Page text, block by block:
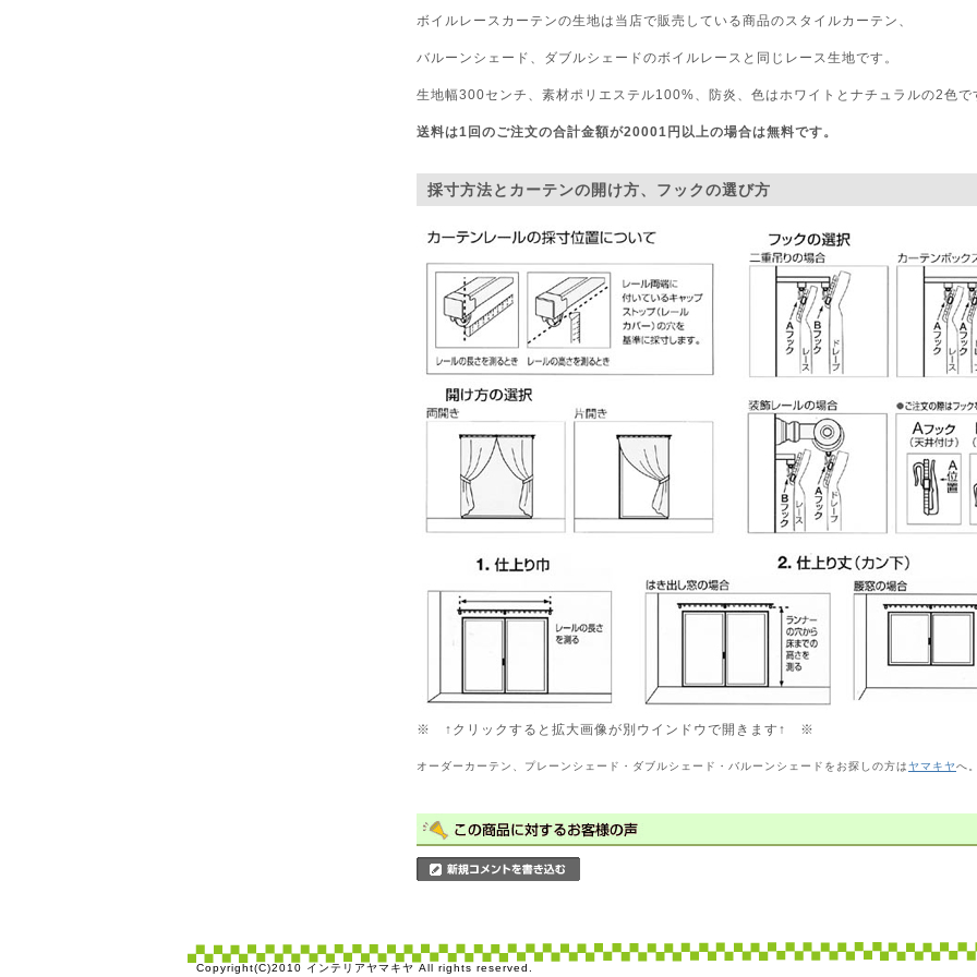
ボイルレースカーテンの生地は当店で販売している商品のスタイルカーテン、
バルーンシェード、ダブルシェードのボイルレースと同じレース生地です。
生地幅300センチ、素材ポリエステル100%、防炎、色はホワイトとナチュラルの2色で
送料は1回のご注文の合計金額が20001円以上の場合は無料です。
採寸方法とカーテンの開け方、フックの選び方
※ ↑クリックすると拡大画像が別ウインドウで開きます↑ ※
オーダーカーテン、プレーンシェード・ダブルシェード・バルーンシェードをお探しの方はヤマキヤへ
Copyright(C)2010 インテリアヤマキヤ All rights reserved.